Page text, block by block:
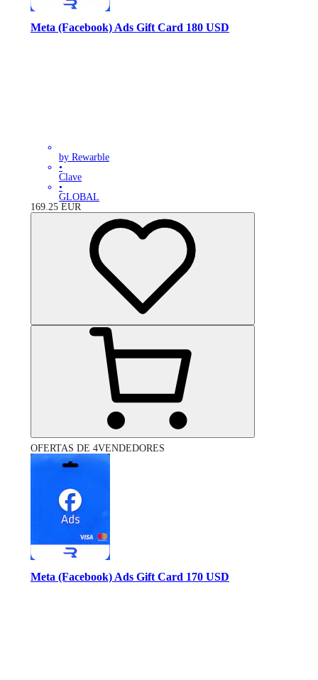
Meta (Facebook) Ads Gift Card 180 USD
by Rewarble
•
Clave
•
GLOBAL
169.25 EUR
OFERTAS DE 4VENDEDORES
Meta (Facebook) Ads Gift Card 170 USD